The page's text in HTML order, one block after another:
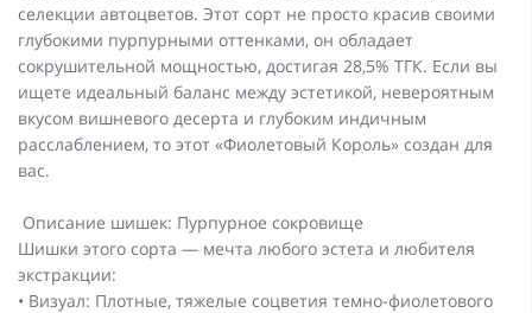
селекции автоцветов. Этот сорт не просто красив своими
глубокими пурпурными оттенками, он обладает
сокрушительной мощностью, достигая 28,5% ТГК. Если вы
ищете идеальный баланс между эстетикой, невероятным
вкусом вишневого десерта и глубоким индичным
расслаблением, то этот «Фиолетовый Король» создан для
вас.
Описание шишек: Пурпурное сокровище
Шишки этого сорта — мечта любого эстета и любителя
экстракции:
• Визуал: Плотные, тяжелые соцветия темно-фиолетового